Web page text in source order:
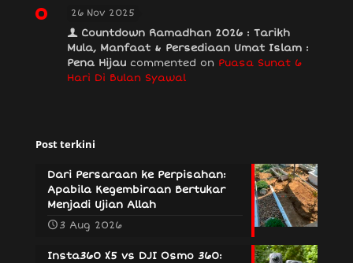
26 Nov 2025
Countdown Ramadhan 2026 : Tarikh
Mula, Manfaat & Persediaan Umat Islam :
Pena Hijau commented on Puasa Sunat 6
Hari Di Bulan Syawal
Post terkini
Dari Persaraan ke Perpisahan:
Apabila Kegembiraan Bertukar
Menjadi Ujian Allah
3 Aug 2026
Insta360 X5 vs DJI Osmo 360: